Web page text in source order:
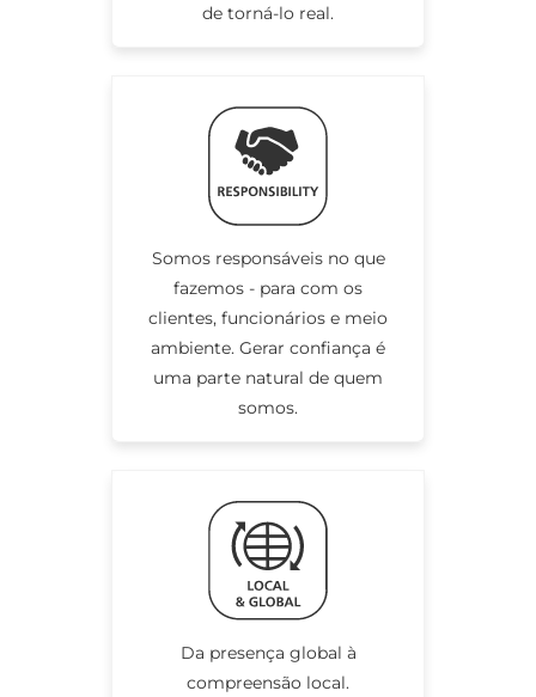
de torná-lo real.
Somos responsáveis no que
fazemos - para com os
clientes, funcionários e meio
ambiente. Gerar confiança é
uma parte natural de quem
somos.
Da presença global à
compreensão local.